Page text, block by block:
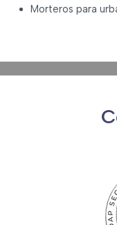
Morteros para